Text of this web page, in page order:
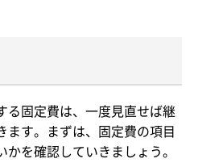
る固定費は、一度見直せば継
ます。まずは、固定費の項目
を確認していきましょう。